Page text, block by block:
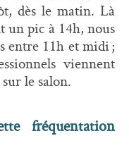
dès le matin. Là
un pic à 14h, nous
entre 11h et midi ;
viennent
le salon.
fréquentation